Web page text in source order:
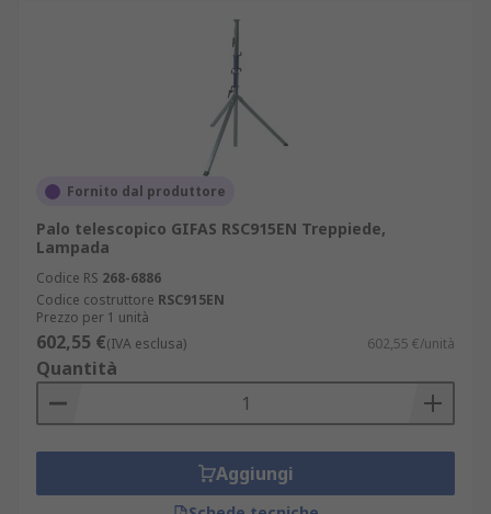
Fornito dal produttore
Palo telescopico GIFAS RSC915EN Treppiede,
Lampada
Codice RS 268-6886
Codice costruttore RSC915EN
Prezzo per 1 unità
602,55 €(IVA esclusa) 602,55 €/unità
Quantità
Aggiungi